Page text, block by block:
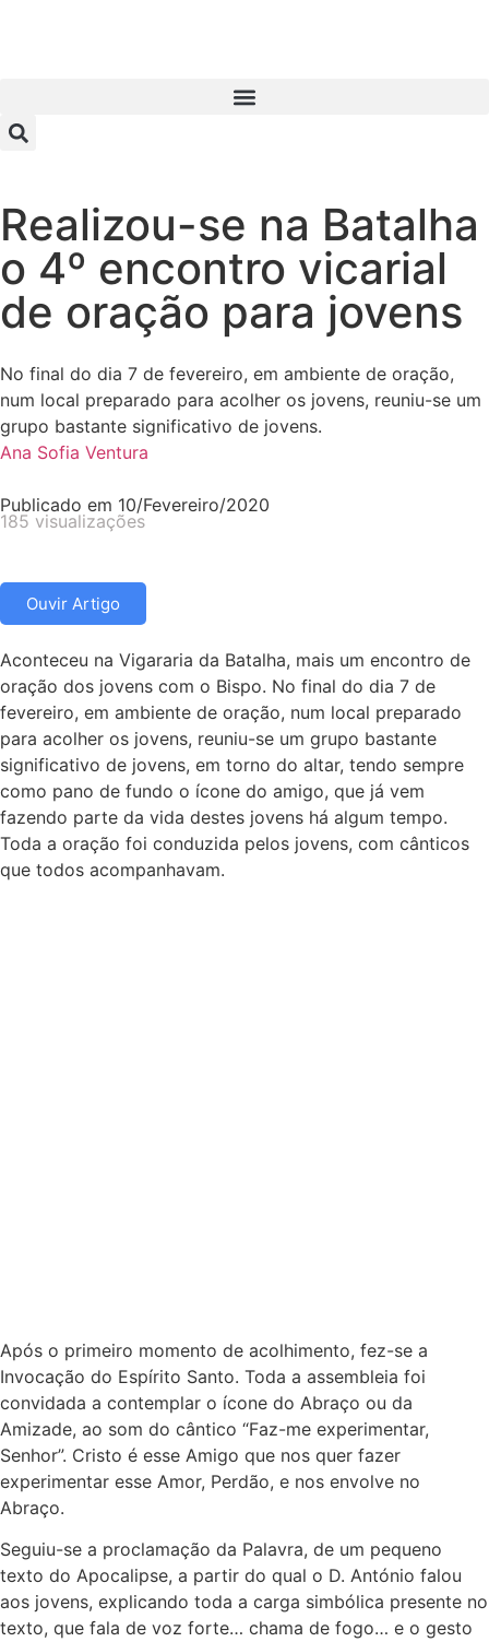
Realizou-se na Batalha
o 4º encontro vicarial
de oração para jovens
No final do dia 7 de fevereiro, em ambiente de oração,
num local preparado para acolher os jovens, reuniu-se um
grupo bastante significativo de jovens.
Ana Sofia Ventura
Publicado em 10/Fevereiro/2020
185 visualizações
Ouvir Artigo
Aconteceu na Vigararia da Batalha, mais um encontro de
oração dos jovens com o Bispo. No final do dia 7 de
fevereiro, em ambiente de oração, num local preparado
para acolher os jovens, reuniu-se um grupo bastante
significativo de jovens, em torno do altar, tendo sempre
como pano de fundo o ícone do amigo, que já vem
fazendo parte da vida destes jovens há algum tempo.
Toda a oração foi conduzida pelos jovens, com cânticos
que todos acompanhavam.
Após o primeiro momento de acolhimento, fez-se a
Invocação do Espírito Santo. Toda a assembleia foi
convidada a contemplar o ícone do Abraço ou da
Amizade, ao som do cântico “Faz-me experimentar,
Senhor”. Cristo é esse Amigo que nos quer fazer
experimentar esse Amor, Perdão, e nos envolve no
Abraço.
Seguiu-se a proclamação da Palavra, de um pequeno
texto do Apocalipse, a partir do qual o D. António falou
aos jovens, explicando toda a carga simbólica presente no
texto, que fala de voz forte… chama de fogo… e o gesto